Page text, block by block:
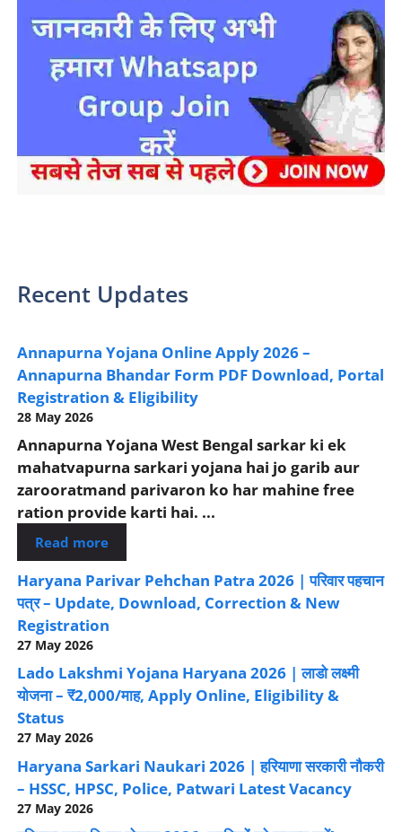
Recent Updates
Annapurna Yojana Online Apply 2026 –
Annapurna Bhandar Form PDF Download, Portal
Registration & Eligibility
28 May 2026
Annapurna Yojana West Bengal sarkar ki ek
mahatvapurna sarkari yojana hai jo garib aur
zarooratmand parivaron ko har mahine free
ration provide karti hai. ...
Read more
Haryana Parivar Pehchan Patra 2026 | परिवार पहचान
पत्र – Update, Download, Correction & New
Registration
27 May 2026
Lado Lakshmi Yojana Haryana 2026 | लाडो लक्ष्मी
योजना – ₹2,000/माह, Apply Online, Eligibility &
Status
27 May 2026
Haryana Sarkari Naukari 2026 | हरियाणा सरकारी नौकरी
– HSSC, HPSC, Police, Patwari Latest Vacancy
27 May 2026